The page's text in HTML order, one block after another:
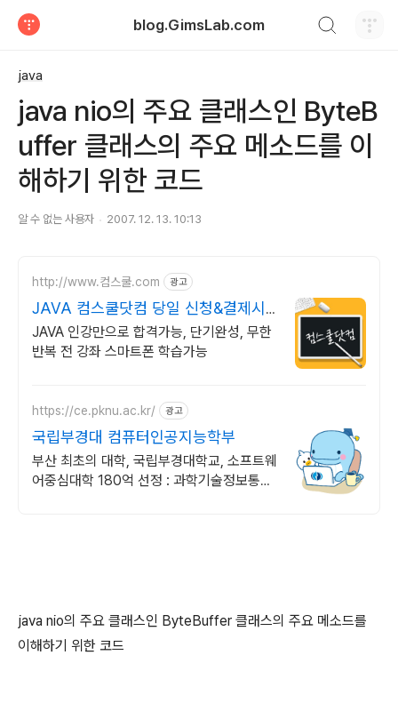
blog.GimsLab.com
java
java nio의 주요 클래스인 ByteB
uffer 클래스의 주요 메소드를 이
해하기 위한 코드
알 수 없는 사용자 2007. 12. 13. 10:13
http://www.컴스쿨.com 광고
JAVA 컴스쿨닷컴 당일 신청&결제시
기프티콘!
JAVA 인강만으로 합격가능, 단기완성, 무한
반복 전 강좌 스마트폰 학습가능
https://ce.pknu.ac.kr/ 광고
국립부경대 컴퓨터인공지능학부
부산 최초의 대학, 국립부경대학교, 소프트웨
어중심대학 180억 선정 : 과학기술정보통신
java nio의 주요 클래스인 ByteBuffer 클래스의 주요 메소드를
이해하기 위한 코드